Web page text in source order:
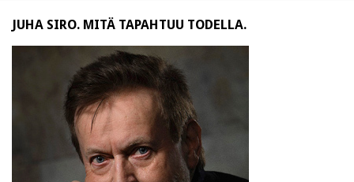
JUHA SIRO. MITÄ TAPAHTUU TODELLA.